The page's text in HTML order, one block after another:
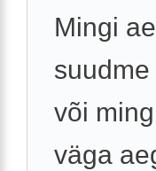
Mingi
või
väga